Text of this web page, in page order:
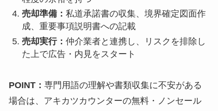
売却準備： 私道承諾書の収集、境界確定図面作
成、重要事項説明書への記載
売却実行： 仲介業者と連携し、リスクを排除し
た上で広告・内見をスタート
POINT： 専門用語の理解や書類収集に不安がある
場合は、アキカツカウンターの無料・ノンセール